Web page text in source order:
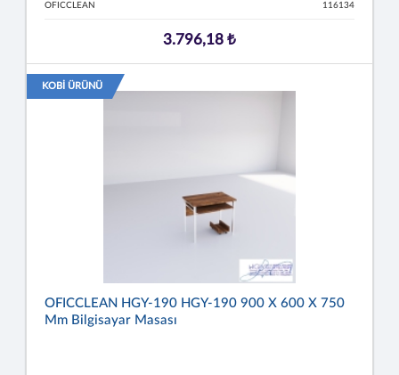
OFICCLEAN 116134
3.796,18 ₺
KOBİ ÜRÜNÜ
OFICCLEAN HGY-190 HGY-190 900 X 600 X 750
Mm Bilgisayar Masası